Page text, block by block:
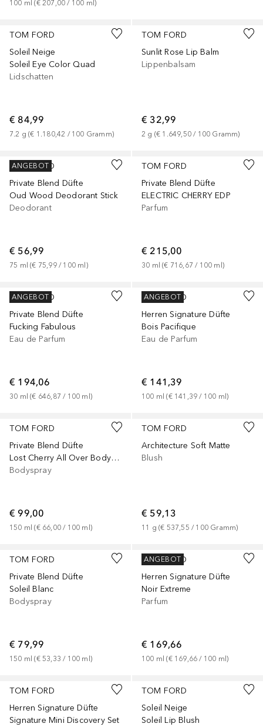
100 ml (€ 207,00 / 100 ml)
TOM FORD
Soleil Neige
Soleil Eye Color Quad
Lidschatten
€ 84,99
7.2 g (€ 1.180,42 / 100 Gramm)
+ 2
TOM FORD
Sunlit Rose Lip Balm
Lippenbalsam
€ 32,99
2 g (€ 1.649,50 / 100 Gramm)
TOM FORD
Private Blend Düfte
Oud Wood Deodorant Stick
Deodorant
€ 56,99
75 ml (€ 75,99 / 100 ml )
ANGEBOT
TOM FORD
Private Blend Düfte
ELECTRIC CHERRY EDP
Parfum
€ 215,00
30 ml (€ 716,67 / 100 ml )
TOM FORD
Private Blend Düfte
Fucking Fabulous
Eau de Parfum
€ 194,06
30 ml (€ 646,87 / 100 ml )
ANGEBOT
TOM FORD
Herren Signature Düfte
Bois Pacifique
Eau de Parfum
€ 141,39
100 ml (€ 141,39 / 100 ml)
ANGEBOT
TOM FORD
Private Blend Düfte
Lost Cherry All Over Body Spray
Bodyspray
€ 99,00
150 ml (€ 66,00 / 100 ml )
TOM FORD
Architecture Soft Matte
Blush
€ 59,13
11 g (€ 537,55 / 100 Gramm)
+ 1
TOM FORD
Private Blend Düfte
Soleil Blanc
Bodyspray
€ 79,99
150 ml (€ 53,33 / 100 ml )
TOM FORD
Herren Signature Düfte
Noir Extreme
Parfum
€ 169,66
100 ml (€ 169,66 / 100 ml)
ANGEBOT
TOM FORD
Herren Signature Düfte
Signature Mini Discovery Set
TOM FORD
Soleil Neige
Soleil Lip Blush